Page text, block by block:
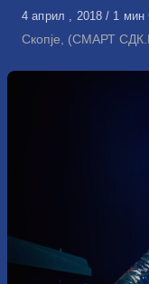
Објавено
на
4 април , 2018 1 мин
Скопје, (СМАРТ